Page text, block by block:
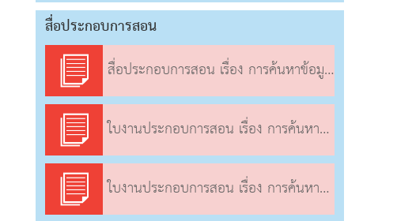
สื่อประกอบการสอน
สื่อประกอบการสอน เรื่อง การค้นหาข้อมูล (2)
ใบงานประกอบการสอน เรื่อง การค้นหาข้อมูล (2)
ใบงานประกอบการสอน เรื่อง การค้นหาข้อมูล (2)